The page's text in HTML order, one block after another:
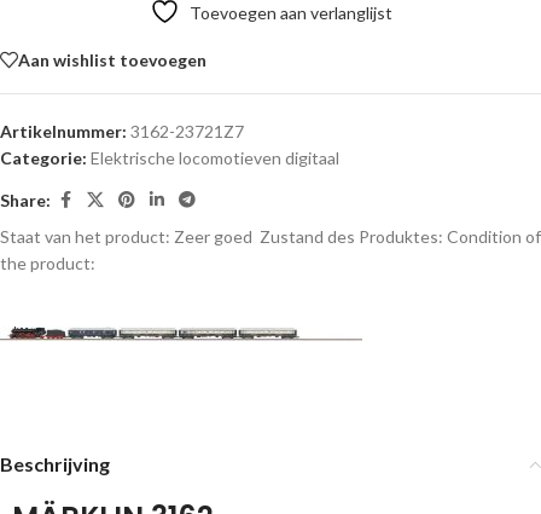
Toevoegen aan verlanglijst
Aan wishlist toevoegen
Artikelnummer: 3162-23721Z7
Categorie: Elektrische locomotieven digitaal
Share:
Staat van het product: Zeer goed Zustand des Produktes: Condition of
the product:
Beschrijving